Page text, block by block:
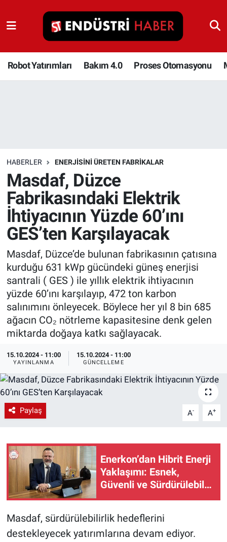
Robot Yatırımları Bakım 4.0 Proses Otomasyonu
HABERLER ENERJISINI ÜRETEN FABRIKALAR
Masdaf, Düzce
Fabrikasındaki Elektrik
İhtiyacının Yüzde 60’ını
GES’ten Karşılayacak
Masdaf, Düzce’de bulunan fabrikasının çatısına
kurduğu 631 kWp gücündeki güneş enerjisi
santrali ( GES ) ile yıllık elektrik ihtiyacının
yüzde 60’ını karşılayıp, 472 ton karbon
salınımını önleyecek. Böylece her yıl 8 bin 685
ağacın CO₂ nötrleme kapasitesine denk gelen
miktarda doğaya katkı sağlayacak.
15.10.2024 - 11:00
YAYINLANMA
15.10.2024 - 11:00
GÜNCELLEME
Paylaş A- A+
Enerkon’dan Hibrit Enerji
Yaklaşımı: Esnek,
Güvenli ve Sürdürülebilir
Üretim
Masdaf, sürdürülebilirlik hedeflerini
destekleyecek yatırımlarına devam ediyor.
Robot Yatırımları
Bakım 4.0
Depolama Çözümleri
İnşaat ve Malzeme
HaberOrtak
Enerjisini Üreten Fabrikalar
Endüstri 4.0 Uygulamaları
Ağır Sanayi Çözümleri